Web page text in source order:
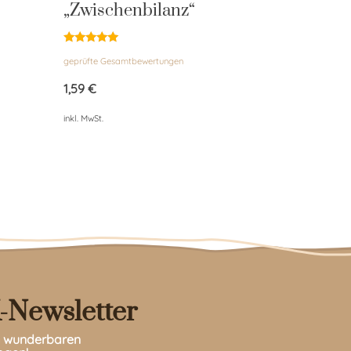
„Zwischenbilanz“
mit
von 5
geprüfte Gesamtbewertungen
1,59 €
inkl. MwSt.
wunderbaren